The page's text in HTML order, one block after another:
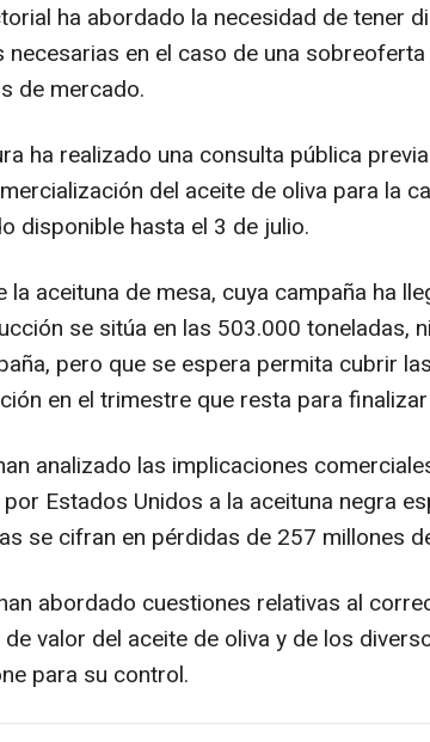
ha abordado la necesidad de tener
necesarias en el caso de una
de mercado.
ha realizado una consulta pública
del aceite de oliva para la
disponible hasta el 3 de julio.
la aceituna de mesa, cuya campaña ha
se sitúa en las 503.000 toneladas,
pero que se espera permita cubrir
en el trimestre que resta para
analizado las implicaciones
Estados Unidos a la aceituna negra
se cifran en pérdidas de 257 millones
abordado cuestiones relativas al
de valor del aceite de oliva y de los
para su control.